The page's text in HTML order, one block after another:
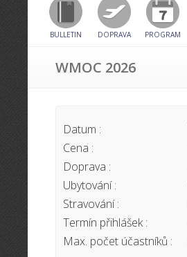
BULLETIN DOPRAVA PROGRAM
WMOC 2026
Datum :
Cena :
Doprava :
Ubytování :
Stravování :
Termín přihlášek :
Max. počet účastníků :